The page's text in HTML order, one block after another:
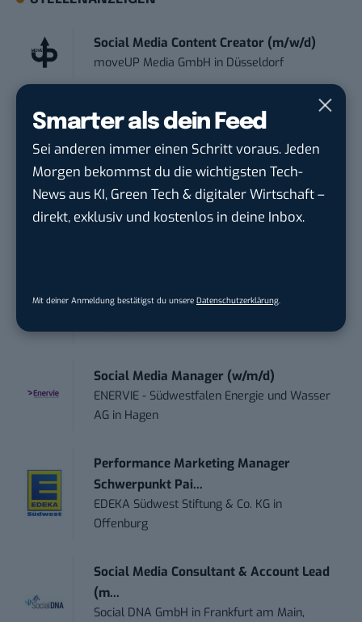
Smarter als dein Feed
Sei anderen immer einen Schritt voraus. Jeden
Morgen bekommst du die wichtigsten Tech-
News aus KI, Green Tech & digitaler Wirtschaft –
direkt, exklusiv und kostenlos in deine Inbox.
Mit deiner Anmeldung bestätigst du unsere Datenschutzerklärung
Social Media Content Creator (m/w/d)
moveUP Media GmbH in Düsseldorf
Anforderungs- und Projektmanager
touristische...
trendtours Holding GmbHinEschborn
Volontär (m/w/d) Online-Redaktion &
Conte...
ZEISSinOberkochen (Baden-Württemberg),
München
Social Media Manager (w/m/d)
ENERVIE - Südwestfalen Energie und Wasser
AG in Hagen
Performance Marketing Manager
Schwerpunkt Pai...
EDEKA Südwest Stiftung & Co. KG in
Offenburg
Social Media Consultant & Account Lead
(m...
Social DNA GmbH in Frankfurt am Main,